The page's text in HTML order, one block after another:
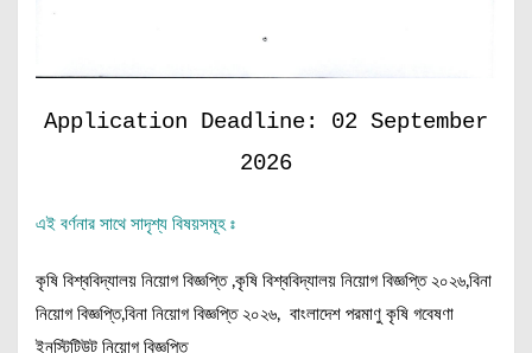
Application Deadline: 02 September
2026
এই বর্ণনার সাথে সাদৃশ্য বিষয়সমূহ ঃ
কৃষি বিশ্ববিদ্যালয় নিয়োগ বিজ্ঞপ্তি ,কৃষি বিশ্ববিদ্যালয় নিয়োগ বিজ্ঞপ্তি ২০২৬,বিনা
নিয়োগ বিজ্ঞপ্তি,বিনা নিয়োগ বিজ্ঞপ্তি ২০২৬, বাংলাদেশ পরমাণু কৃষি গবেষণা
ইনস্টিটিউট নিয়োগ বিজ্ঞপ্তি